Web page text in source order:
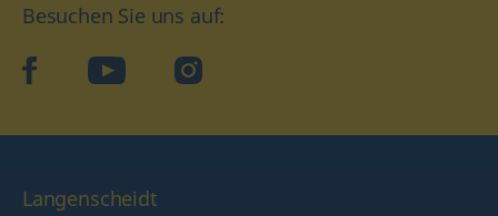
Besuchen Sie uns auf:
facebookYouTube Instagram
Langenscheidt